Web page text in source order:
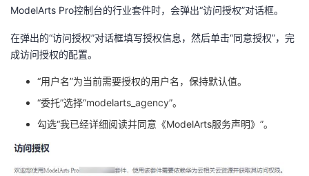
ModelArts Pro控制台的行业套件时，会弹出“访问授权”对话框。
在弹出的“访问授权”对话框填写授权信息，然后单击“同意授权”，完
成访问授权的配置。
“用户名”为当前需要授权的用户名，保持默认值。
“委托”选择“modelarts_agency”。
勾选“我已经详细阅读并同意《ModelArts服务声明》”。